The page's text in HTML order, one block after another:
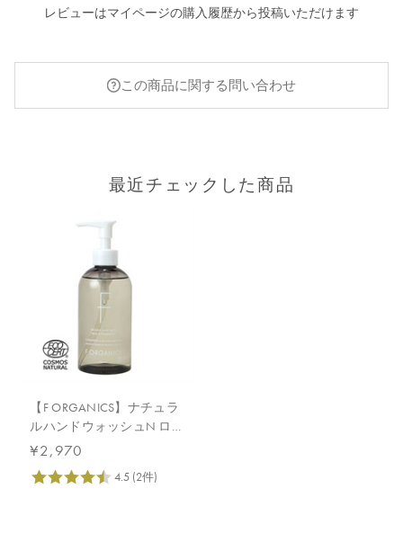
レビューはマイページの購入履歴から投稿いただけます
この商品に関する問い合わせ
最近チェックした商品
【F ORGANICS】ナチュラ
ルハンドウォッシュN ロー
ズ＆シダーウッド
¥2,970